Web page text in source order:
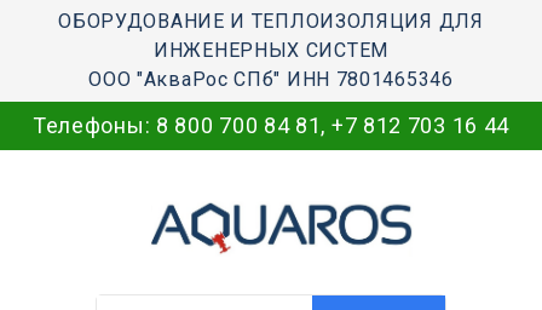
ОБОРУДОВАНИЕ И ТЕПЛОИЗОЛЯЦИЯ ДЛЯ
ИНЖЕНЕРНЫХ СИСТЕМ
ООО "АкваРос СПб" ИНН 7801465346
Телефоны: 8 800 700 84 81, +7 812 703 16 44